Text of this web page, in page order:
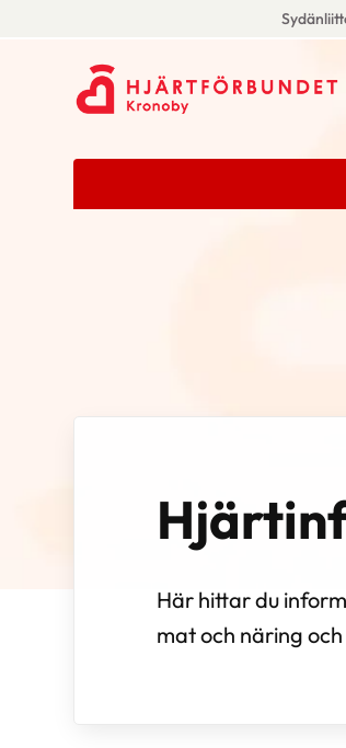
Här hittar du
mat och näring